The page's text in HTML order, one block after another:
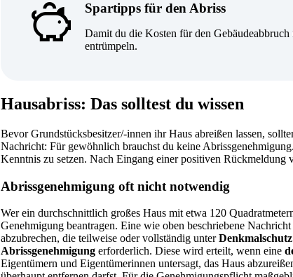
Spartipps für den Abriss
Damit du die Kosten für den
entrümpeln.
Hausabriss: Das solltest du wissen
Bevor Grundstücksbesitzer/-innen ihr Haus abreißen lassen,
Nachricht: Für gewöhnlich brauchst du keine
Kenntnis zu setzen. Nach Eingang einer positiven Rückmeldung
Abrissgenehmigung oft nicht notwendig
Wer ein durchschnittlich großes Haus mit etwa 120
Genehmigung beantragen. Eine wie oben beschriebene
abzubrechen, die teilweise oder vollständig unter Denkmalschutz
Abrissgenehmigung erforderlich. Diese wird erteilt, wenn eine
Eigentümern und Eigentümerinnen untersagt, das Haus